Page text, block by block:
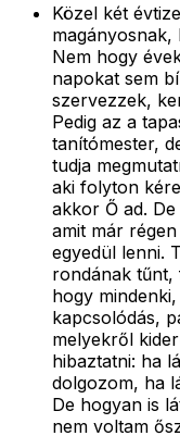
Közel két
magányosnak,
Nem hogy
napokat sem
szervezzek,
Pedig az a
tanítómester,
tudja
aki folyton
akkor Ő ad.
amit már
egyedül lenni.
rondának tűnt,
hogy
kapcsolódás,
melyekről
hibaztatni: ha
dolgozom, ha
De hogyan is
nem voltam